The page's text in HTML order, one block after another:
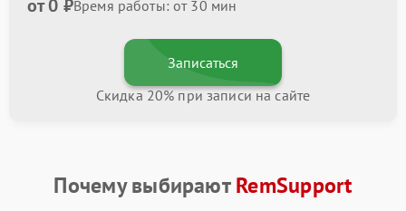
от 0 ₽Время работы: от 30 мин
Записаться
Скидка 20% при записи на сайте
Почему выбираютRemSupport